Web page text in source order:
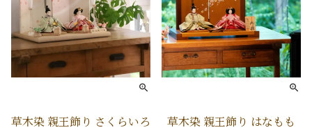
草木染 親王飾り さくらいろ 草木染 親王飾り はなもも